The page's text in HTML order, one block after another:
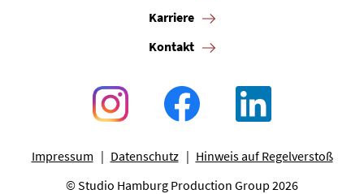
Karriere
Kontakt
Impressum Datenschutz
Hinweis auf Regelverstoß
© Studio Hamburg Production Group 2026